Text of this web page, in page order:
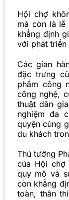
Hội chợ
mà còn là lễ
khẳng định
với phát triển
Các gian
đặc trưng
phẩm công
công nghệ,
thuật dân
nghiệm đa
quyện cùng
du khách
Thủ tướng
của Hội chợ
quy mô và
còn khẳng
toàn, thân